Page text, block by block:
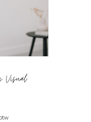
Visual